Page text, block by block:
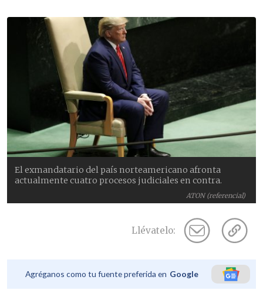
ATON (referencial)
El exmandatario del país norteamericano afronta
actualmente cuatro procesos judiciales en contra.
Llévatelo:
Agréganos como tu fuente preferida en Google